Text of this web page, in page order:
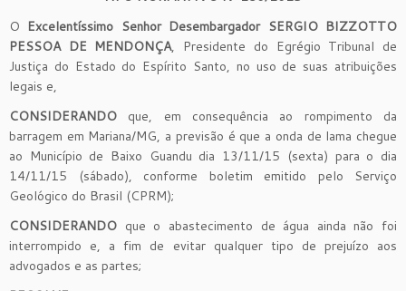
O Excelentíssimo Senhor Desembargador SERGIO BIZZOTTO
PESSOA DE MENDONÇA, Presidente do Egrégio Tribunal de
Justiça do Estado do Espírito Santo, no uso de suas atribuições
legais e,
CONSIDERANDO que, em consequência ao rompimento da
barragem em Mariana/MG, a previsão é que a onda de lama chegue
ao Município de Baixo Guandu dia 13/11/15 (sexta) para o dia
14/11/15 (sábado), conforme boletim emitido pelo Serviço
Geológico do Brasil (CPRM);
CONSIDERANDO que o abastecimento de água ainda não foi
interrompido e, a fim de evitar qualquer tipo de prejuízo aos
advogados e as partes;